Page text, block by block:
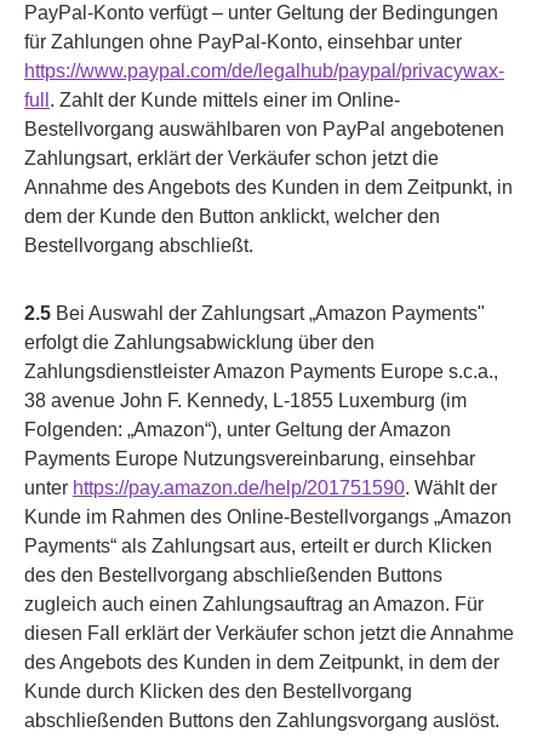
PayPal-Konto verfügt – unter Geltung der Bedingungen
für Zahlungen ohne PayPal-Konto, einsehbar unter
https://www.paypal.com/de/legalhub/paypal /privacywax-
full . Zahlt der Kunde mittels einer im Online-
Bestellvorgang auswählbaren von PayPal angebotenen
Zahlungsart, erklärt der Verkäufer schon jetzt die
Annahme des Angebots des Kunden in dem Zeitpunkt, in
dem der Kunde den Button anklickt, welcher den
Bestellvorgang abschließt.
2.5 Bei Auswahl der Zahlungsart „Amazon Payments"
erfolgt die Zahlungsabwicklung über den
Zahlungsdienstleister Amazon Payments Europe s.c.a.,
38 avenue John F. Kennedy, L-1855 Luxemburg (im
Folgenden: „Amazon“), unter Geltung der Amazon
Payments Europe Nutzungsvereinbarung, einsehbar
unter https://pay.amazon.de/help/201751590. Wählt der
Kunde im Rahmen des Online-Bestellvorgangs „Amazon
Payments“ als Zahlungsart aus, erteilt er durch Klicken
des den Bestellvorgang abschließenden Buttons
zugleich auch einen Zahlungsauftrag an Amazon. Für
diesen Fall erklärt der Verkäufer schon jetzt die Annahme
des Angebots des Kunden in dem Zeitpunkt, in dem der
Kunde durch Klicken des den Bestellvorgang
abschließenden Buttons den Zahlungsvorgang auslöst.